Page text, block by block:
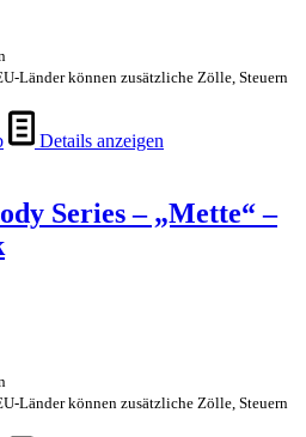
Länder können zusätzliche Zölle, Steuern
Details anzeigen
Series – „Mette“ –
Länder können zusätzliche Zölle, Steuern